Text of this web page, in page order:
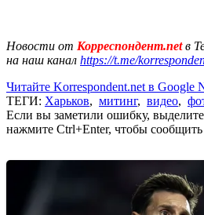
Новости от Корреспондент.netв
на наш канал https://t.me/
Читайте Korrespondent.net в Google
ТЕГИ: Харьков, митинг, видео,
Если вы заметили ошибку,
нажмите Ctrl+Enter, чтобы